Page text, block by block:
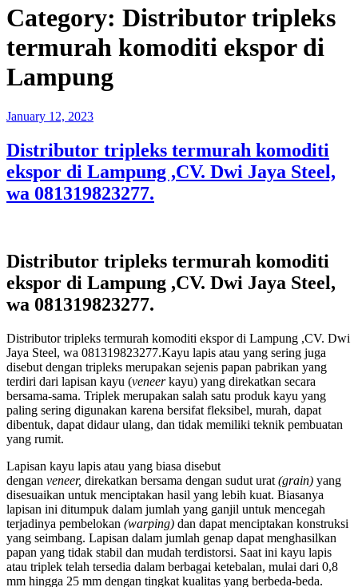
Category: Distributor tripleks
termurah komoditi ekspor di
Lampung
Posted
January 12, 2023
Distributor tripleks termurah komoditi
ekspor di Lampung ,CV. Dwi Jaya Steel,
wa 081319823277.
Distributor tripleks termurah komoditi
ekspor di Lampung ,CV. Dwi Jaya Steel,
wa 081319823277.
Distributor tripleks termurah komoditi ekspor di Lampung ,CV. Dwi
Jaya Steel, wa 081319823277.Kayu lapis atau yang sering juga
disebut dengan tripleks merupakan sejenis papan pabrikan yang
terdiri dari lapisan kayu (veneerkayu) yang direkatkan secara
bersama-sama. Triplek merupakan salah satu produk kayu yang
paling sering digunakan karena bersifat fleksibel, murah, dapat
dibentuk, dapat didaur ulang, dan tidak memiliki teknik pembuatan
yang rumit.
Lapisan kayu lapis atau yang biasa disebut
dengan veneer, direkatkan bersama dengan sudut urat (grain) yang
disesuaikan untuk menciptakan hasil yang lebih kuat. Biasanya
lapisan ini ditumpuk dalam jumlah yang ganjil untuk mencegah
terjadinya pembelokan (warping) dan dapat menciptakan konstruksi
yang seimbang. Lapisan dalam jumlah genap dapat menghasilkan
papan yang tidak stabil dan mudah terdistorsi. Saat ini kayu lapis
atau triplek telah tersedia dalam berbagai ketebalan, mulai dari 0,8
mm hingga 25 mm dengan tingkat kualitas yang berbeda-beda.